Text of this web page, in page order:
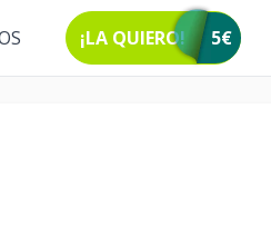
¡LA QUIERO! 5€